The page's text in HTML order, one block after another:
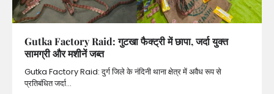
Gutka Factory Raid: गुटखा फैक्ट्री में छापा, जर्दा युक्त
सामग्री और मशीनें जब्त
Gutka Factory Raid: दुर्ग जिले के नंदिनी थाना क्षेत्र में अवैध रूप से
प्रतिबंधित जर्दा…